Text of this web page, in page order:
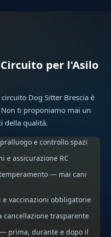
per l'Asilo
Dog Sitter Brescia è
ti proponiamo mai un
della qualità.
e controllo spazi
e assicurazione RC
— mai cani
vaccinazioni obbligatorie
cancellazione trasparente
prima, durante e dopo il